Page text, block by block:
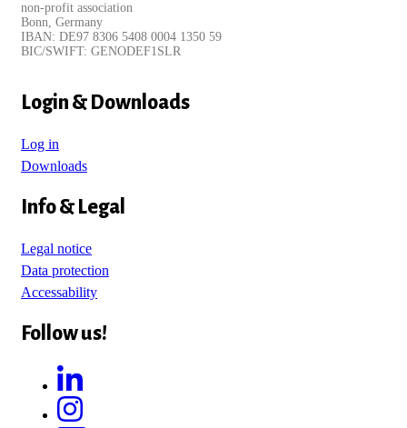
non-profit association
Bonn, Germany
IBAN: DE97 8306 5408 0004 1350 59
BIC/SWIFT: GENODEF1SLR
Login & Downloads
Log in
Downloads
Info & Legal
Legal notice
Data protection
Accessability
Follow us!